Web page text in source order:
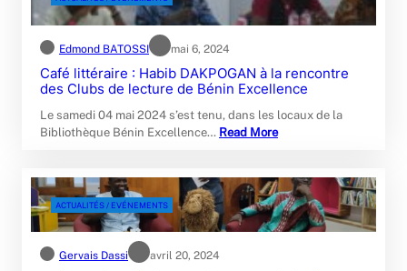
Edmond BATOSSI mai 6, 2024
Café littéraire : Habib DAKPOGAN à la rencontre
des Clubs de lecture de Bénin Excellence
Le samedi 04 mai 2024 s’est tenu, dans les locaux de la
Bibliothèque Bénin Excellence… Read More
ACTUALITÉS / EVÉNEMENTS
Gervais Dassi avril 20, 2024